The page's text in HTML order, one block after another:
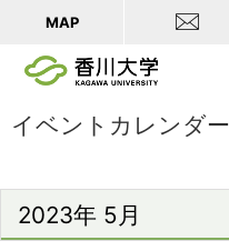
MAP
イベントカレンダー
2023年 5月